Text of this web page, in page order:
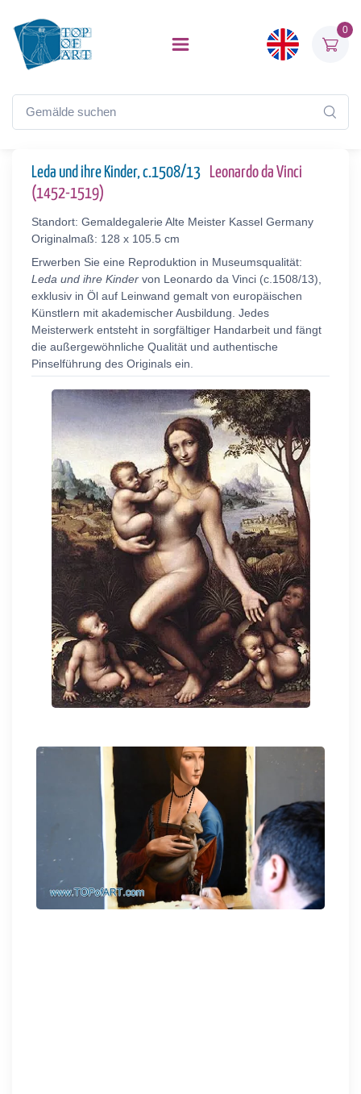
0
Leda und ihre Kinder, c.1508/13
Leonardo da Vinci
(1452-1519)
Standort: Gemaldegalerie Alte Meister Kassel Germany
Originalmaß: 128 x 105.5 cm
Erwerben Sie eine Reproduktion in Museumsqualität:
Leda und ihre Kinder von Leonardo da Vinci (c.1508/13),
exklusiv in Öl auf Leinwand gemalt von europäischen
Künstlern mit akademischer Ausbildung. Jedes
Meisterwerk entsteht in sorgfältiger Handarbeit und fängt
die außergewöhnliche Qualität und authentische
Pinselführung des Originals ein.